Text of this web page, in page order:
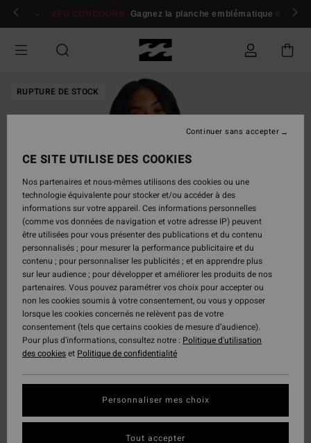
Passer
Se connecter / s'inscrire
JEU CONCOURS Gagnez la planche emblématique d'Andy
RUPTURE DE STOCK
CE SITE UTILISE DES COOKIES
Nos partenaires et nous-mêmes utilisons des cookies ou une
technologie équivalente pour stocker et/ou accéder à des
informations sur votre appareil. Ces informations personnelles
(comme vos données de navigation et votre adresse IP) peuvent
être utilisées pour vous présenter des publications et du contenu
personnalisés ; pour mesurer la performance publicitaire et du
contenu ; pour personnaliser les publicités ; et en apprendre plus
sur leur audience ; pour développer et améliorer les produits de nos
partenaires. Vous pouvez paramétrer vos choix pour accepter ou
non les cookies soumis à votre consentement, ou vous y opposer
lorsque les cookies concernés ne relèvent pas de votre
consentement (tels que certains cookies de mesure d’audience).
Pour plus d'informations, consultez notre : Politique d'utilisation
des cookieset Politique de confidentialité
Personnaliser mes choix
Continuer sans accepter
Tout accepter